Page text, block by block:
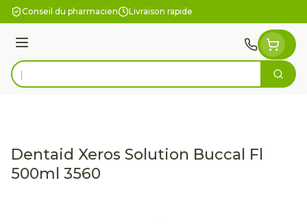
Aller au contenu
Conseil du pharmacien Livraison rapide
Menu
Rechercher
Dentaid Xeros Solution Buccal Fl
500ml 3560